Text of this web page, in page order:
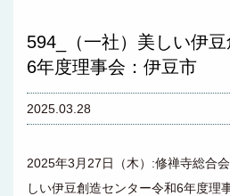
594_（一社）美しい伊
6年度理事会：伊豆市
2025.03.28
2025年3月27日（木）:修禅寺総合
しい伊豆創造センター令和6年度理